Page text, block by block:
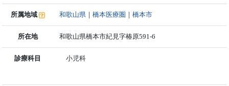
所属地域 和歌山県 ｜橋本医療圏 ｜橋本市
所在地 和歌山県橋本市紀見字椿原591-6
診療科目 小児科